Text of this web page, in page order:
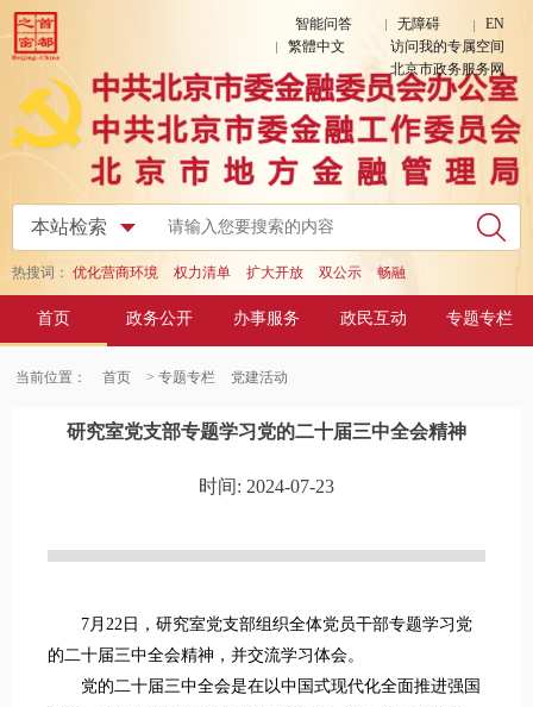
智能问答 无障碍
EN
繁體中文
访问我的专属空间
北京市政务服务网
热搜词： 优化营商环境 权力清单 扩大开放 双公示 畅融
首页 政务公开 办事服务 政民互动 专题专栏
当前位置： 首页 > 专题专栏 党建活动
研究室党支部专题学习党的二十届三中全会精神
时间: 2024-07-23
7月22日，研究室党支部组织全体党员干部专题学习党
的二十届三中全会精神，并交流学习体会。
党的二十届三中全会是在以中国式现代化全面推进强国